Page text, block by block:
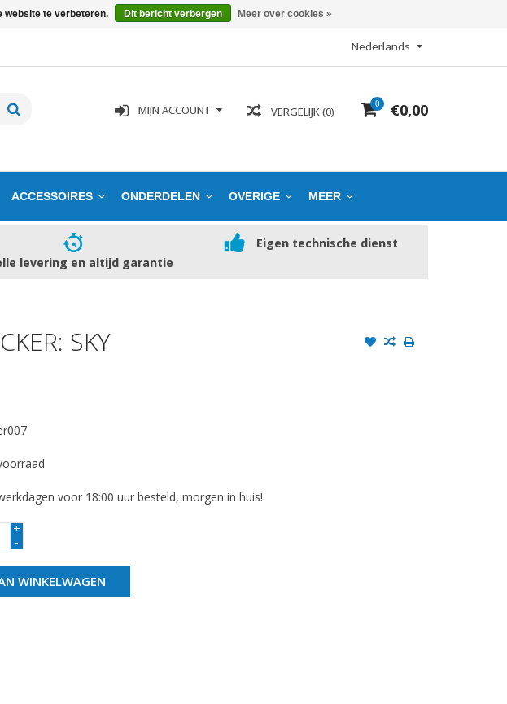
Nederlands
0 €0,00
VERGELIJK (0)
MIJN ACCOUNT
ACCESSOIRES ONDERDELEN OVERIGE MEER
levering en altijd garantie
Eigen technische dienst
SKY
voor 18:00 uur besteld, morgen in huis!
+
-
WINKELWAGEN
website te verbeteren. Dit bericht verbergen Meer over cookies »